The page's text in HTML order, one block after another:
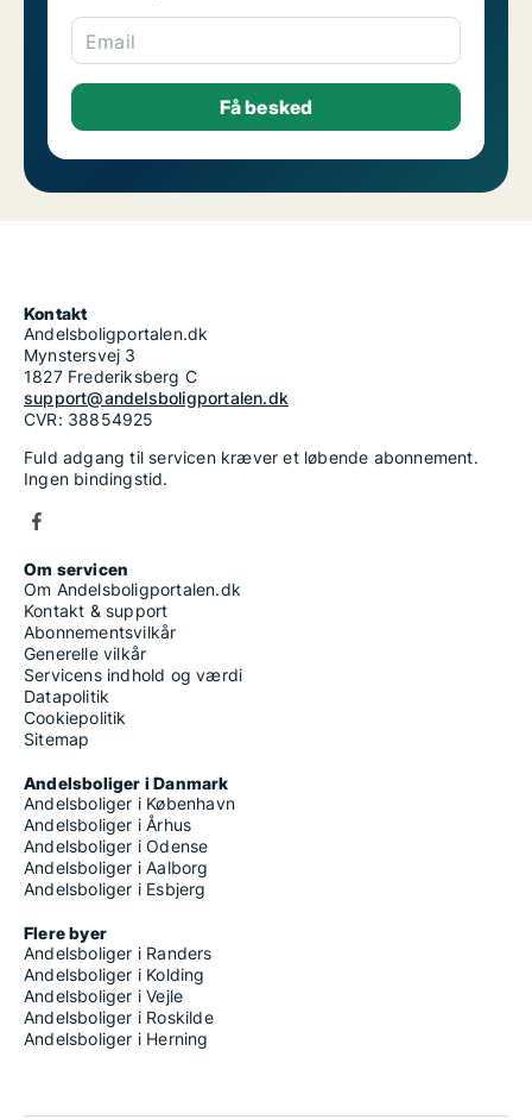
Email
Kontakt
Andelsboligportalen.dk
Mynstersvej 3
1827 Frederiksberg C
support@andelsboligportalen.dk
CVR: 38854925
Fuld adgang til servicen kræver et løbende abonnement.
Ingen bindingstid.
Om servicen
Om Andelsboligportalen.dk
Kontakt & support
Abonnementsvilkår
Generelle vilkår
Servicens indhold og værdi
Datapolitik
Cookiepolitik
Sitemap
Andelsboliger i Danmark
Andelsboliger i København
Andelsboliger i Århus
Andelsboliger i Odense
Andelsboliger i Aalborg
Andelsboliger i Esbjerg
Flere byer
Andelsboliger i Randers
Andelsboliger i Kolding
Andelsboliger i Vejle
Andelsboliger i Roskilde
Andelsboliger i Herning